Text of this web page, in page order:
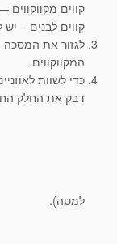
קווים
קווים לבנים – יש
לגזור את המסכה
המקווקווים.
כדי לשוות
דבק את החלק
למטה).